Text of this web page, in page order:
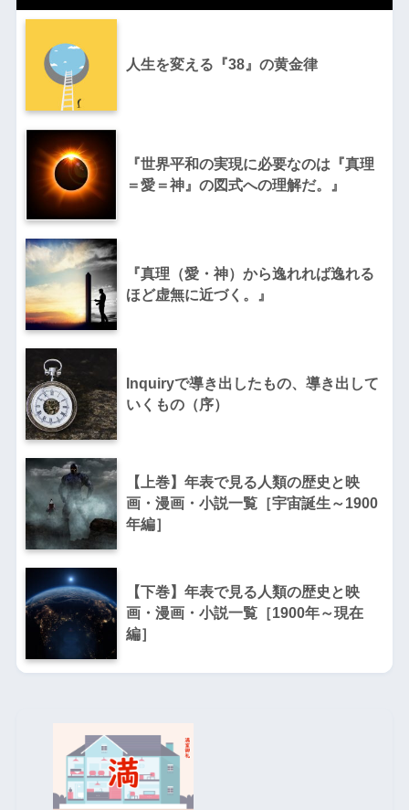
人生を変える『38』の黄金律
『世界平和の実現に必要なのは『真理
＝愛＝神』の図式への理解だ。』
『真理（愛・神）から逸れれば逸れる
ほど虚無に近づく。』
Inquiryで導き出したもの、導き出して
いくもの（序）
【上巻】年表で見る人類の歴史と映
画・漫画・小説一覧［宇宙誕生～1900
年編］
【下巻】年表で見る人類の歴史と映
画・漫画・小説一覧［1900年～現在
編］